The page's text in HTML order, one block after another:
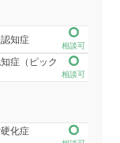
知症
相談可
症（ピック
相談可
化症